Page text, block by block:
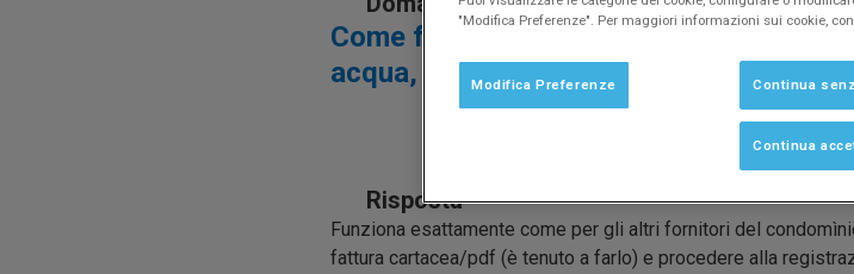
Come funziona la fatturazione con
acqua, etc.?
Risposta
Funziona esattamente come per gli altri fornitori del
fattura cartacea/pdf (è tenuto a farlo) e procedere alla
"Modifica Preferenze". Per maggiori informazioni sui cookie,
Modifica Preferenze Continua
Continua